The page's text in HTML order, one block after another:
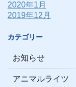
2020年1月
2019年12月
カテゴリー
お知らせ
アニマルライツ